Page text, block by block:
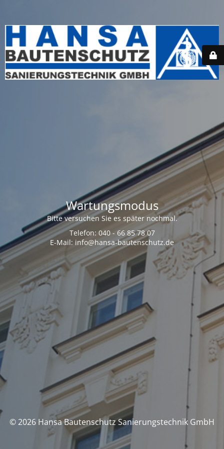
Wartungsmodus
Bitte versuchen Sie es später nochmal.
Telefon: 040 - 66 85 78 07
E-Mail: info@hansa-bautenschutz.de
© 2026 Hansa Bautenschutz Sanierungstechnik GmbH